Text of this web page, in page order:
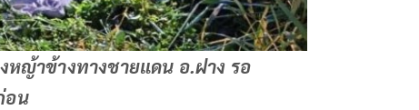
ญ้าข้างทางชายแดน อ.ฝาง รอ
อน